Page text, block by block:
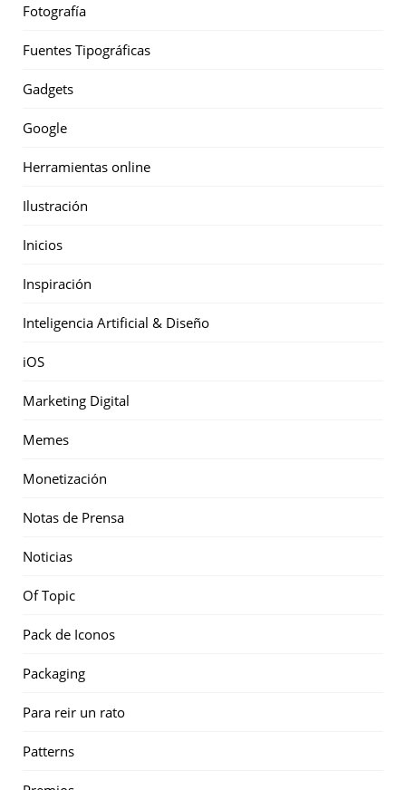
Fotografía
Fuentes Tipográficas
Gadgets
Google
Herramientas online
Ilustración
Inicios
Inspiración
Inteligencia Artificial & Diseño
iOS
Marketing Digital
Memes
Monetización
Notas de Prensa
Noticias
Of Topic
Pack de Iconos
Packaging
Para reir un rato
Patterns